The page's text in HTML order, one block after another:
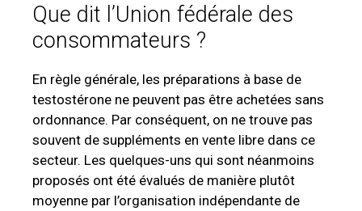
Que dit l’Union fédérale des
consommateurs ?
En règle générale, les préparations à base de
testostérone ne peuvent pas être achetées sans
ordonnance. Par conséquent, on ne trouve pas
souvent de suppléments en vente libre dans ce
secteur. Les quelques-uns qui sont néanmoins
proposés ont été évalués de manière plutôt
moyenne par l’organisation indépendante de